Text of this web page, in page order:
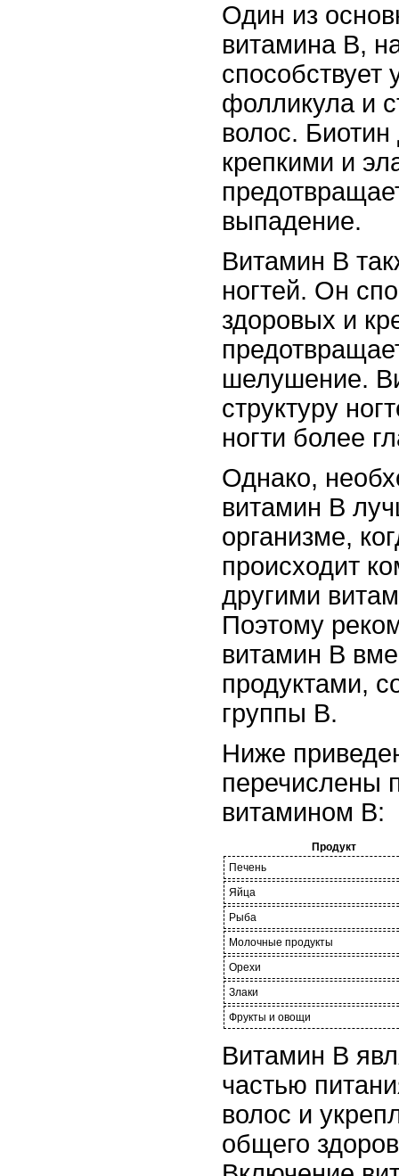
Один из
витамина В,
способствует
фолликула и
волос.
крепкими и
выпадение.
Витамин В
ногтей. Он
здоровых и
шелушение.
структуру
ногти более
Однако,
витамин В
организме,
происходит
другими
Поэтому
витамин В
продуктами,
группы В.
Ниже
перечислены
витамином В:
Продукт
Печень
Яйца
Рыба
Молочные продукты
Орехи
Злаки
Фрукты и овощи
Витамин В
частью
волос и
общего